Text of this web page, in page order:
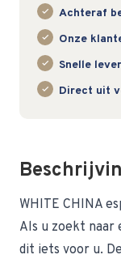
Achteraf
Onze
Snelle
Direct uit
WHITE CHINA
Als u zoekt naar
dit iets voor u.